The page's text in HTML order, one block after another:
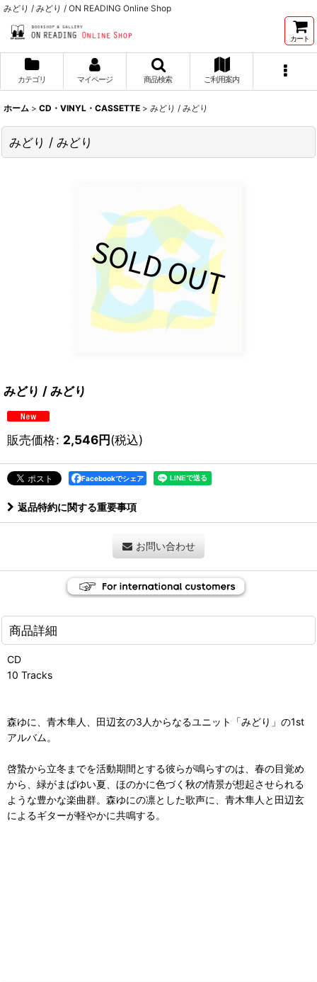
みどり / みどり / ON READING Online Shop
カート
カテゴリ マイページ 商品検索 ご利用案内
ホーム > CD・VINYL・CASSETTE > みどり / みどり
みどり / みどり
みどり / みどり
販売価格: 2,546円(税込)
Facebookでシェア
返品特約に関する重要事項
お問い合わせ
商品詳細
CD
10 Tracks
森ゆに、青木隼人、田辺玄の3人からなるユニット「みどり」の1st
アルバム。
啓蟄から立冬までを活動期間とする彼らが鳴らすのは、春の目覚め
から、緑がまばゆい夏、ほのかに色づく秋の情景が想起させられる
ような豊かな楽曲群。森ゆにの凛とした歌声に、青木隼人と田辺玄
によるギターが軽やかに共鳴する。